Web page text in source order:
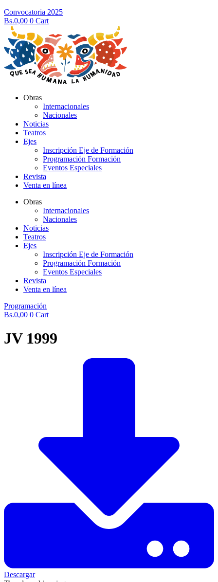
Convocatoria 2025
Bs.0,00 0 Cart
Obras
Internacionales
Nacionales
Noticias
Teatros
Ejes
Inscripción Eje de Formación
Programación Formación
Eventos Especiales
Revista
Venta en línea
Obras
Internacionales
Nacionales
Noticias
Teatros
Ejes
Inscripción Eje de Formación
Programación Formación
Eventos Especiales
Revista
Venta en línea
Programación
Bs.0,00 0 Cart
JV 1999
Descargar